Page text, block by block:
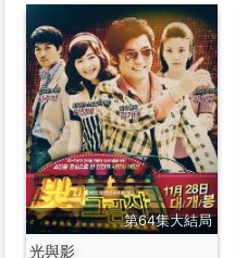
第64集大結局
光與影